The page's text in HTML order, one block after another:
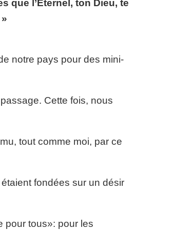
que l’Éternel, ton Dieu, te
notre pays pour des mini-
Cette fois, nous
tout comme moi, par ce
fondées sur un désir
pour tous»: pour les